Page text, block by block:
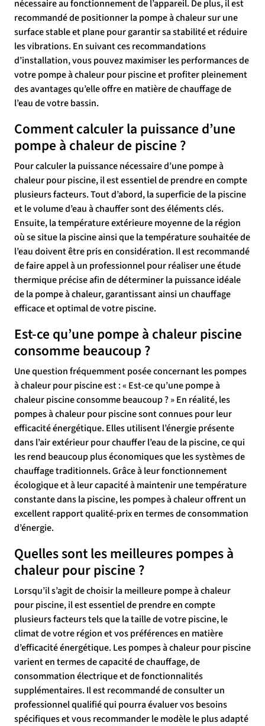
nécessaire au fonctionnement de l’appareil. De plus, il est
recommandé de positionner la pompe à chaleur sur une
surface stable et plane pour garantir sa stabilité et réduire
les vibrations. En suivant ces recommandations
d’installation, vous pouvez maximiser les performances de
votre pompe à chaleur pour piscine et profiter pleinement
des avantages qu’elle offre en matière de chauffage de
l’eau de votre bassin.
Comment calculer la puissance d’une
pompe à chaleur de piscine ?
Pour calculer la puissance nécessaire d’une pompe à
chaleur pour piscine, il est essentiel de prendre en compte
plusieurs facteurs. Tout d’abord, la superficie de la piscine
et le volume d’eau à chauffer sont des éléments clés.
Ensuite, la température extérieure moyenne de la région
où se situe la piscine ainsi que la température souhaitée de
l’eau doivent être pris en considération. Il est recommandé
de faire appel à un professionnel pour réaliser une étude
thermique précise afin de déterminer la puissance idéale
de la pompe à chaleur, garantissant ainsi un chauffage
efficace et optimal de votre piscine.
Est-ce qu’une pompe à chaleur piscine
consomme beaucoup ?
Une question fréquemment posée concernant les pompes
à chaleur pour piscine est : « Est-ce qu’une pompe à
chaleur piscine consomme beaucoup ? » En réalité, les
pompes à chaleur pour piscine sont connues pour leur
efficacité énergétique. Elles utilisent l’énergie présente
dans l’air extérieur pour chauffer l’eau de la piscine, ce qui
les rend beaucoup plus économiques que les systèmes de
chauffage traditionnels. Grâce à leur fonctionnement
écologique et à leur capacité à maintenir une température
constante dans la piscine, les pompes à chaleur offrent un
excellent rapport qualité-prix en termes de consommation
d’énergie.
Quelles sont les meilleures pompes à
chaleur pour piscine ?
Lorsqu’il s’agit de choisir la meilleure pompe à chaleur
pour piscine, il est essentiel de prendre en compte
plusieurs facteurs tels que la taille de votre piscine, le
climat de votre région et vos préférences en matière
d’efficacité énergétique. Les pompes à chaleur pour piscine
varient en termes de capacité de chauffage, de
consommation électrique et de fonctionnalités
supplémentaires. Il est recommandé de consulter un
professionnel qualifié qui pourra évaluer vos besoins
spécifiques et vous recommander le modèle le plus adapté